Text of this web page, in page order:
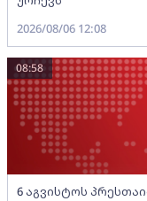
2026/08/06 12:08
6 აგვისტოს
08:58